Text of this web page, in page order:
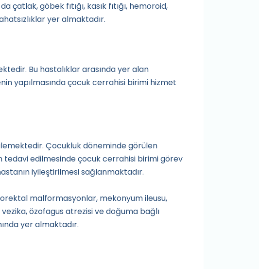
çatlak, göbek fıtığı, kasık fıtığı, hemoroid,
yer almaktadır.
Bu hastalıklar arasında yer alan
yapılmasında çocuk cerrahisi birimi hizmet
Çocukluk döneminde görülen
edilmesinde çocuk cerrahisi birimi görev
iyileştirilmesi sağlanmaktadır.
malformasyonlar, mekonyum ileusu,
özofagus atrezisi ve doğuma bağlı
yer almaktadır.